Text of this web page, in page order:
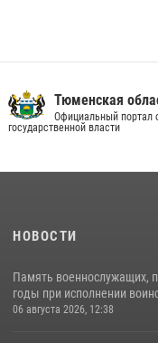
Тюменская
Официальный портал
государственной власти
НОВОСТИ
Память военнослужащих,
годы при исполнении
06 августа 2026, 12:38